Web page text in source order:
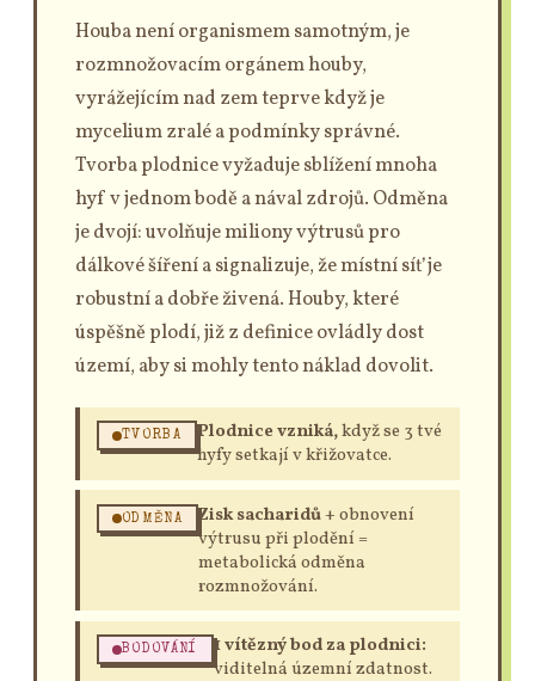
Houba není organismem samotným, je
rozmnožovacím orgánem houby,
vyrážejícím nad zem teprve když je
mycelium zralé a podmínky správné.
Tvorba plodnice vyžaduje sblížení mnoha
hyf v jednom bodě a nával zdrojů. Odměna
je dvojí: uvolňuje miliony výtrusů pro
dálkové šíření a signalizuje, že místní síť je
robustní a dobře živená. Houby, které
úspěšně plodí, již z definice ovládly dost
území, aby si mohly tento náklad dovolit.
TVORBA Plodnice vzniká,když se 3 tvé
hyfy setkají v křižovatce.
ODMĚNA Zisk sacharidů+ obnovení
výtrusu při plodění =
metabolická odměna
rozmnožování.
BODOVÁNÍ
1 vítězný bod za plodnici:
viditelná územní zdatnost.